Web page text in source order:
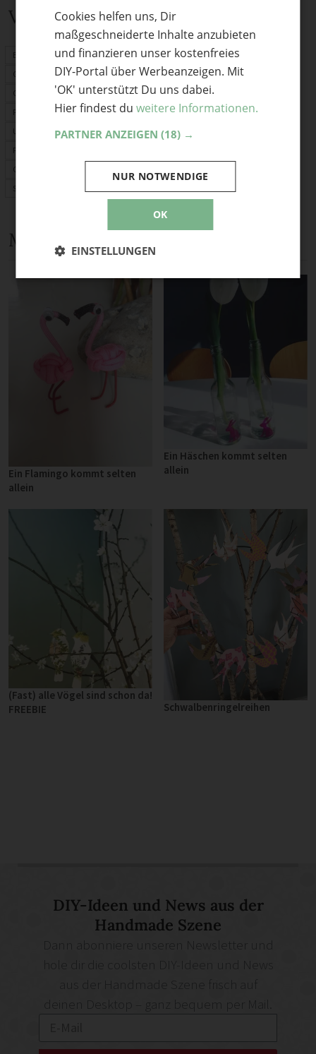
Verwandte Themen
Basteln mit Kindern
Geschenke
Origami
Fimo
Upcycling
Für Kinder
Ostern
Sommer
Mehr Anleitungen und DIY-Ideen
Ein Flamingo kommt selten
allein
Ein Häschen kommt selten
allein
(Fast) alle Vögel sind schon da!
FREEBIE
Schwalbenringelreihen
DIY-Ideen und News aus der
Handmade Szene
deinen Desktop – ganz bequem per Mail.
Cookies helfen uns, Dir
maßgeschneiderte Inhalte anzubieten
und finanzieren unser kostenfreies
DIY-Portal über Werbeanzeigen. Mit
'OK' unterstützt Du uns dabei.
Hier findest du weitere Informationen.
PARTNER ANZEIGEN (18) →
OK
NUR NOTWENDIGE
EINSTELLUNGEN